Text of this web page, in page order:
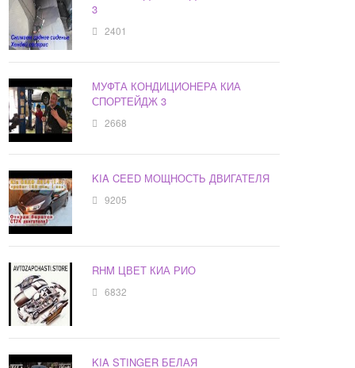
3
2401
МУФТА КОНДИЦИОНЕРА КИА
СПОРТЕЙДЖ 3
2668
KIA CEED МОЩНОСТЬ ДВИГАТЕЛЯ
9205
RHM ЦВЕТ КИА РИО
6832
KIA STINGER БЕЛАЯ